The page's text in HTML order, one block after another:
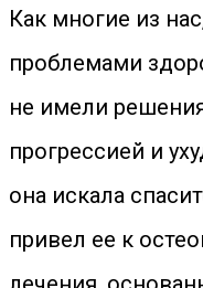
Как многие из
проблемами
не имели
прогрессией и
она искала
привел ее к